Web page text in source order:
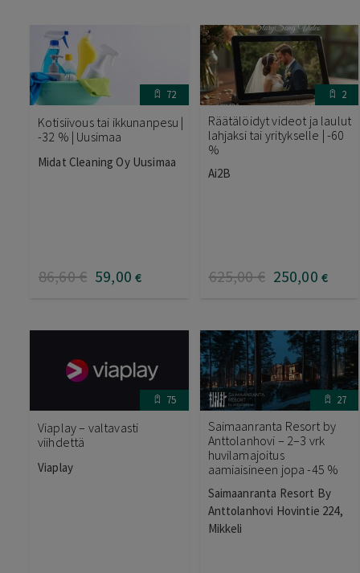
72
Kotisiivous tai ikkunanpesu |
-32 % | Uusimaa
Midat Cleaning Oy Uusimaa
86,60€ 59,00 €
2
Räätälöidyt videot ja laulut
lahjaksi tai yritykselle | -60
%
Ai2B
625,00€ 250,00 €
75
Viaplay – valtavasti
viihdettä
Viaplay
27
Saimaanranta Resort by
Anttolanhovi – 2–3 vrk
huvilamajoitus
aamiaisineen jopa -45 %
Saimaanranta Resort By
Anttolanhovi Hovintie 224,
Mikkeli